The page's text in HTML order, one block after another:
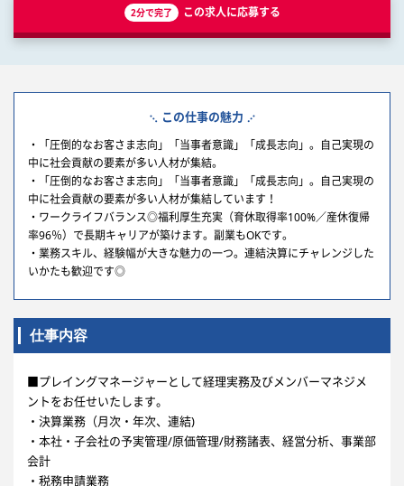
2分で完了 この求人に応募する
この仕事の魅力
・「圧倒的なお客さま志向」「当事者意識」「成長志向」。自己実現の
中に社会貢献の要素が多い人材が集結。
・「圧倒的なお客さま志向」「当事者意識」「成長志向」。自己実現の
中に社会貢献の要素が多い人材が集結しています！
・ワークライフバランス◎福利厚生充実（育休取得率100%／産休復帰
率96％）で長期キャリアが築けます。副業もOKです。
・業務スキル、経験幅が大きな魅力の一つ。連結決算にチャレンジした
いかたも歓迎です◎
仕事内容
■プレイングマネージャーとして経理実務及びメンバーマネジメ
ントをお任せいたします。
・決算業務（月次・年次、連結)
・本社・子会社の予実管理/原価管理/財務諸表、経営分析、事業部
会計
・税務申請業務